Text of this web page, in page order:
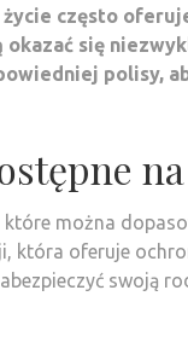
często
się
polisy,
można
która oferuje
swoją